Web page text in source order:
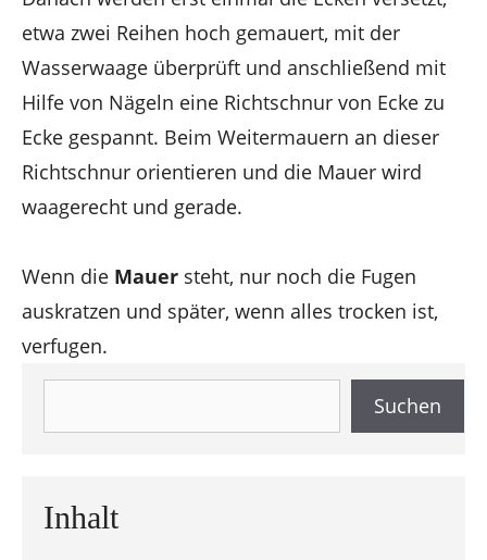
etwa zwei Reihen hoch gemauert, mit der
Wasserwaage überprüft und anschließend mit
Hilfe von Nägeln eine Richtschnur von Ecke zu
Ecke gespannt. Beim Weitermauern an dieser
Richtschnur orientieren und die Mauer wird
waagerecht und gerade.
Wenn die Mauer steht, nur noch die Fugen
auskratzen und später, wenn alles trocken ist,
verfugen.
Suchen
Inhalt